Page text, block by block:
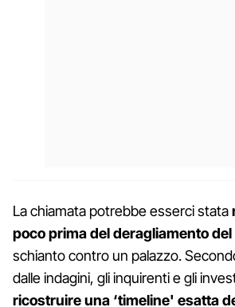
La chiamata potrebbe esserci stata
poco prima del deragliamento
schianto contro un palazzo.
dalle indagini, gli inquirenti e gli
ricostruire una ‘timeline' esatta